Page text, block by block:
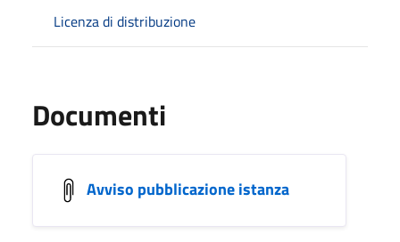
Licenza di distribuzione
Documenti
Avviso pubblicazione istanza